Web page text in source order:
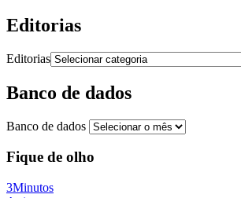
Editorias
Editorias
Banco de dados
Banco de dados
Fique de olho
3Minutos